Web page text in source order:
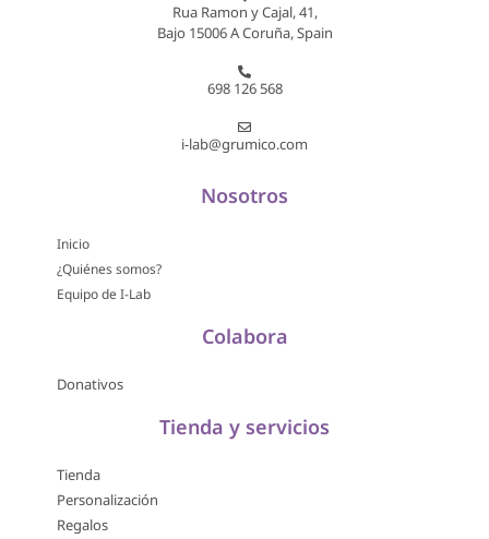
Rua Ramon y Cajal, 41,
Bajo 15006 A Coruña, Spain
698 126 568
i-lab@grumico.com
Nosotros
Inicio
¿Quiénes somos?
Equipo de I-Lab
Colabora
Donativos
Tienda y servicios
Tienda
Personalización
Regalos